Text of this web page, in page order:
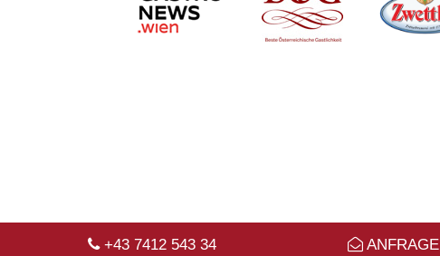
+43 7412 543 34 ANFRAGE